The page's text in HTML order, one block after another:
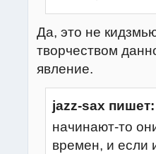
Да, это не
творчеством
явление.
jazz-sax пишет:
начинают-то
времен, и если